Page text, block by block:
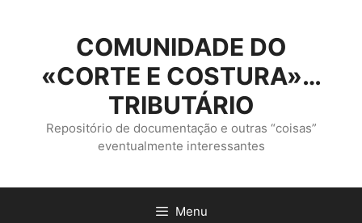
conteúdo
COMUNIDADE DO
«CORTE E COSTURA»…
TRIBUTÁRIO
Repositório de documentação e outras “coisas”
eventualmente interessantes
Menu